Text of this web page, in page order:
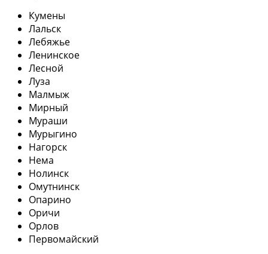
Кумены
Лальск
Лебяжье
Ленинское
Лесной
Луза
Малмыж
Мирный
Мураши
Мурыгино
Нагорск
Нема
Нолинск
Омутнинск
Опарино
Оричи
Орлов
Первомайский